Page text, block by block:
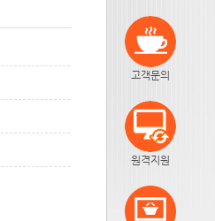
고객문의
원격지원